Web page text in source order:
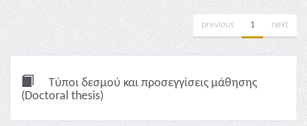
previous 1 next
Τύποι δεσμού και προσεγγίσεις μάθησης
(Doctoral thesis)